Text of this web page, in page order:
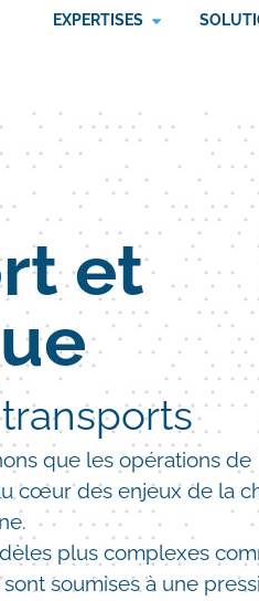
EXPERTISES
et
que les opérations de
cœur des enjeux de la
plus complexes
soumises à une